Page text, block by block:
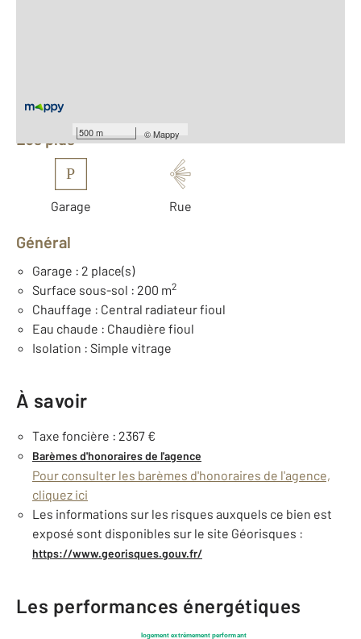
500 m ©Mappy
Équipements
Les plus
P
Garage Rue
Général
Garage : 2 place(s)
Surface sous-sol : 200 m2
Chauffage : Central radiateur fioul
Eau chaude : Chaudière fioul
Isolation : Simple vitrage
À savoir
Taxe foncière : 2367 €
Barèmes d'honoraires de l'agence
Pour consulter les barèmes d'honoraires de l'agence,
cliquez ici
Les informations sur les risques auxquels ce bien est
exposé sont disponibles sur le site Géorisques :
https://www.georisques.gouv.fr/
Les performances énergétiques
logement extrêmement performant